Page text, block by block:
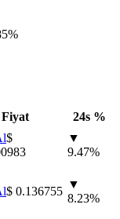
%
Fiyat 24s %
⁦$⁩
▼
9.47%
⁦$⁩ 0.136755
▼
8.23%